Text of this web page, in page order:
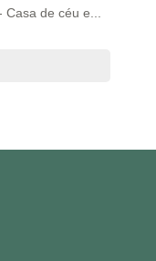
de céu e...